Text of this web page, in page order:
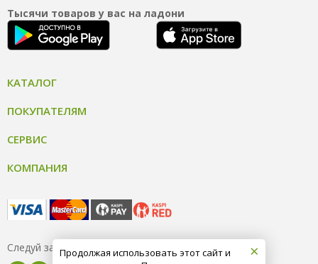
Тысячи товаров у вас на ладони
КАТАЛОГ
ПОКУПАТЕЛЯМ
СЕРВИС
КОМПАНИЯ
Следуй за нами ×
Продолжая использовать этот сайт и